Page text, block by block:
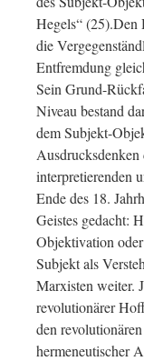
Hegels“ (25).Den
die
Entfremdung
Sein Grund-
Niveau bestand
dem Subjekt-
interpretierenden
Ende des 18.
Geistes gedacht:
Objektivation
Subjekt als
Marxisten weiter.
revolutionärer
den
hermeneutischer